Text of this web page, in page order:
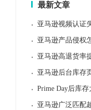
最新文章
· 亚马逊视频认证
· 亚马逊产品侵权
· 亚马逊高退货率
· 亚马逊后台库存
· Prime Day后库
· 亚马逊广泛匹配